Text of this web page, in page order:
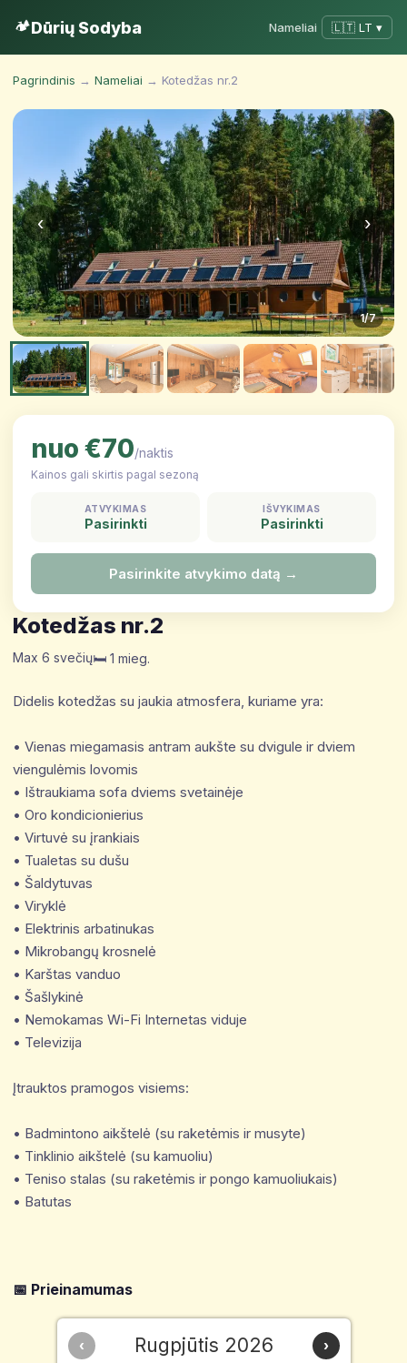
🏕️Dūrių Sodyba Nameliai 🇱🇹 LT ▾
Pagrindinis → Nameliai → Kotedžas nr.2
‹ ›
1/7
nuo €70/naktis
Kainos gali skirtis pagal sezoną
ATVYKIMAS
Pasirinkti
IŠVYKIMAS
Pasirinkti
Pasirinkite atvykimo datą →
Kotedžas nr.2
Max 6 svečių🛏️ 1 mieg.
Didelis kotedžas su jaukia atmosfera, kuriame yra:
• Vienas miegamasis antram aukšte su dvigule ir dviem
viengulėmis lovomis
• Ištraukiama sofa dviems svetainėje
• Oro kondicionierius
• Virtuvė su įrankiais
• Tualetas su dušu
• Šaldytuvas
• Viryklė
• Elektrinis arbatinukas
• Mikrobangų krosnelė
• Karštas vanduo
• Šašlykinė
• Nemokamas Wi-Fi Internetas viduje
• Televizija
Įtrauktos pramogos visiems:
• Badmintono aikštelė (su raketėmis ir musyte)
• Tinklinio aikštelė (su kamuoliu)
• Teniso stalas (su raketėmis ir pongo kamuoliukais)
• Batutas
📅 Prieinamumas
‹ ›
Rugpjūtis 2026